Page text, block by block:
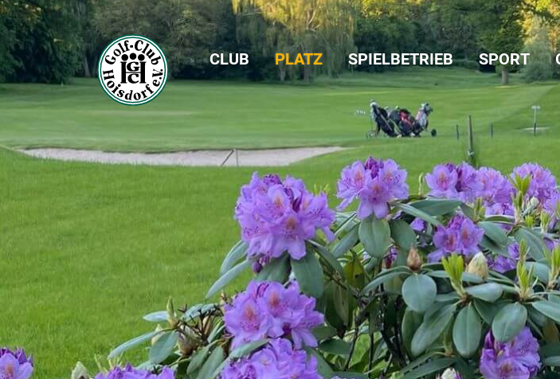
CLUB PLATZ SPIELBETRIEB SPORT